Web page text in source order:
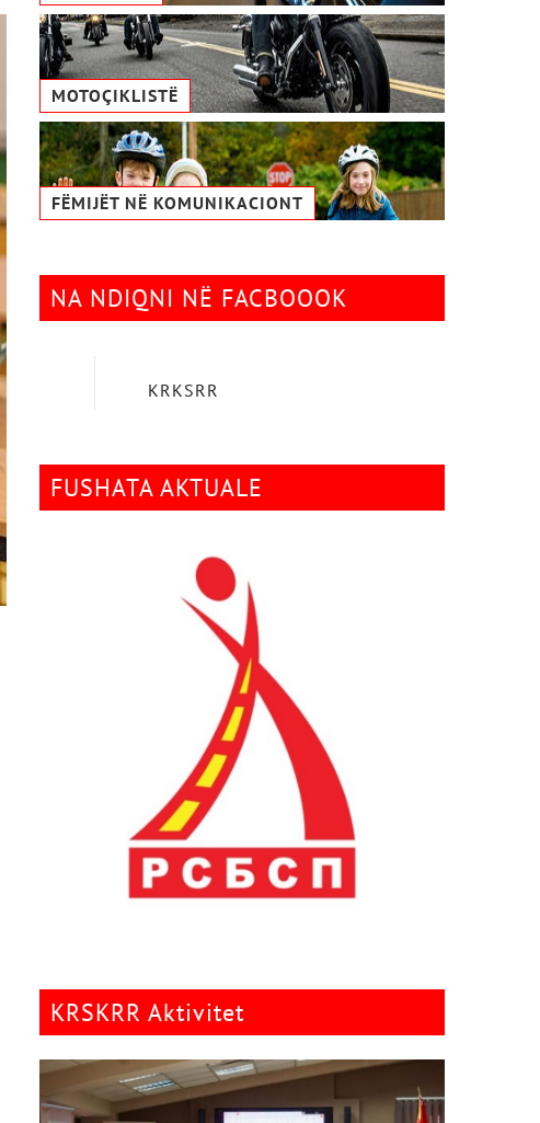
MOTOÇIKLISTË
FËMIJËT NË KOMUNIKACIONТ
NA NDIQNI NË FACBOOOK
KRKSRR
FUSHATA AKTUALE
KRSKRR Aktivitet